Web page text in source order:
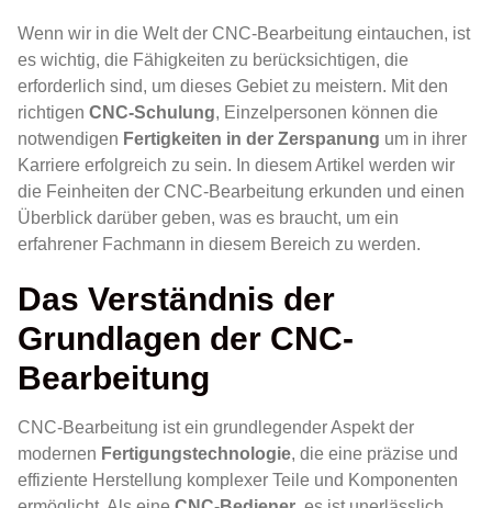
Wenn wir in die Welt der CNC-Bearbeitung eintauchen, ist
es wichtig, die Fähigkeiten zu berücksichtigen, die
erforderlich sind, um dieses Gebiet zu meistern. Mit den
richtigen CNC-Schulung, Einzelpersonen können die
notwendigen Fertigkeiten in der Zerspanung um in ihrer
Karriere erfolgreich zu sein. In diesem Artikel werden wir
die Feinheiten der CNC-Bearbeitung erkunden und einen
Überblick darüber geben, was es braucht, um ein
erfahrener Fachmann in diesem Bereich zu werden.
Das Verständnis der
Grundlagen der CNC-
Bearbeitung
CNC-Bearbeitung ist ein grundlegender Aspekt der
modernen Fertigungstechnologie, die eine präzise und
effiziente Herstellung komplexer Teile und Komponenten